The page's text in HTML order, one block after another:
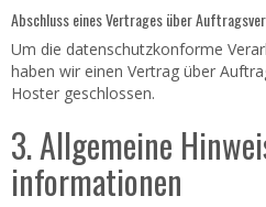
Abschluss eines Vertrages über
Um die datenschutzkonforme
haben wir einen Vertrag über
Hoster geschlossen.
3. Allgemeine
informationen